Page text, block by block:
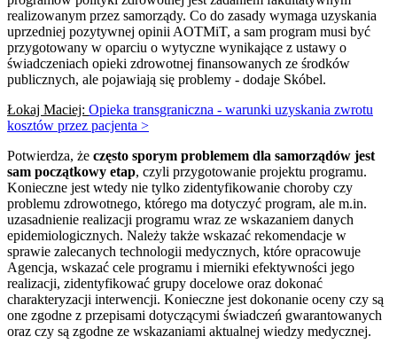
realizowanym przez samorządy. Co do zasady wymaga uzyskania
uprzedniej pozytywnej opinii AOTMiT, a sam program musi być
przygotowany w oparciu o wytyczne wynikające z ustawy o
świadczeniach opieki zdrowotnej finansowanych ze środków
publicznych, ale pojawiają się problemy - dodaje Skóbel.
Łokaj Maciej: Opieka transgraniczna - warunki uzyskania zwrotu
kosztów przez pacjenta >
Potwierdza, że często sporym problemem dla samorządów jest
sam początkowy etap, czyli przygotowanie projektu programu.
Konieczne jest wtedy nie tylko zidentyfikowanie choroby czy
problemu zdrowotnego, którego ma dotyczyć program, ale m.in.
uzasadnienie realizacji programu wraz ze wskazaniem danych
epidemiologicznych. Należy także wskazać rekomendacje w
sprawie zalecanych technologii medycznych, które opracowuje
Agencja, wskazać cele programu i mierniki efektywności jego
realizacji, zidentyfikować grupy docelowe oraz dokonać
charakteryzacji interwencji. Konieczne jest dokonanie oceny czy są
one zgodne z przepisami dotyczącymi świadczeń gwarantowanych
oraz czy są zgodne ze wskazaniami aktualnej wiedzy medycznej.